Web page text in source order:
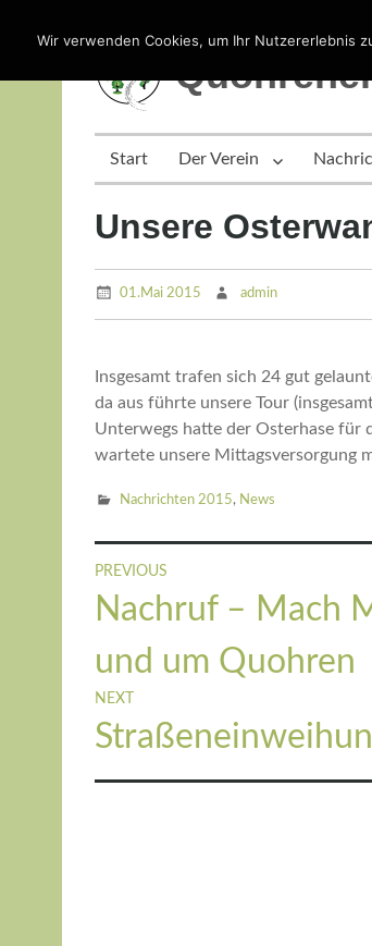
content
Start Der Verein
Unsere
01.Mai 2015 admin
Insgesamt trafen sich 24 gut
da aus führte unsere Tour
Unterwegs hatte der Osterhase für
wartete unsere Mittagsversorgung
Nachrichten 2015, News
Beitragsnavigation
PREVIOUS
Previous
post:
Nachruf – Mach
und um Quohren
NEXT
Next
post:
Wir verwenden Cookies, um Ihr Nutzererlebnis